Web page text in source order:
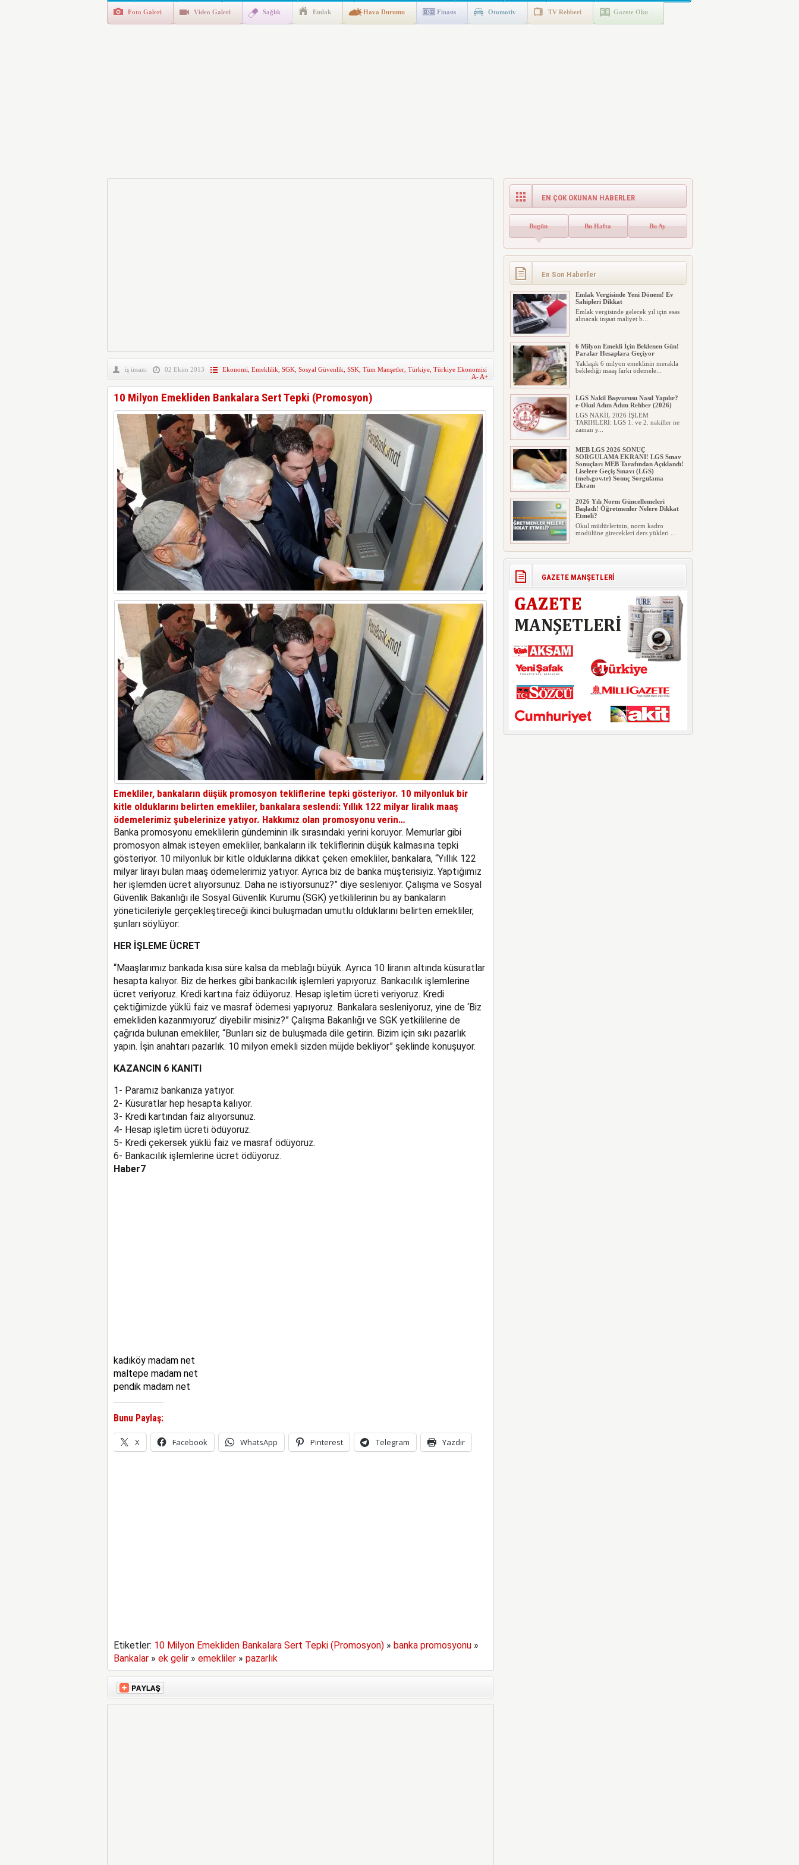
Polis Akademisi İç Güvenlik Fakültesine 350 Öğrenci Alınacak
Foto Galeri Video Galeri Sağlık Emlak Hava Durumu Finans Otomotiv TV Rehberi Gazete Oku
iş insanı 02 Ekim 2013 Ekonomi Emeklilik SGK, Sosyal Güvenlik SSK, Tüm Manşetler, Türkiye, Türkiye Ekonomisi
A- A+
10 Milyon Emekliden Bankalara Sert Tepki (Promosyon)
Emekliler, bankaların düşük promosyon tekliflerine tepki gösteriyor. 10 milyonluk bir
kitle olduklarını belirten emekliler, bankalara seslendi: Yıllık 122 milyar liralık maaş
ödemelerimiz şubelerinize yatıyor. Hakkımız olan promosyonu verin…
Banka promosyonu emeklilerin gündeminin ilk sırasındaki yerini koruyor. Memurlar gibi
promosyon almak isteyen emekliler, bankaların ilk tekliflerinin düşük kalmasına tepki
gösteriyor. 10 milyonluk bir kitle olduklarına dikkat çeken emekliler, bankalara, “Yıllık 122
milyar lirayı bulan maaş ödemelerimiz yatıyor. Ayrıca biz de banka müşterisiyiz. Yaptığımız
her işlemden ücret alıyorsunuz. Daha ne istiyorsunuz?” diye sesleniyor. Çalışma ve Sosyal
Güvenlik Bakanlığı ile Sosyal Güvenlik Kurumu (SGK) yetkililerinin bu ay bankaların
yöneticileriyle gerçekleştireceği ikinci buluşmadan umutlu olduklarını belirten emekliler,
şunları söylüyor:
HER İŞLEME ÜCRET
“Maaşlarımız bankada kısa süre kalsa da meblağı büyük. Ayrıca 10 liranın altında küsuratlar
hesapta kalıyor. Biz de herkes gibi bankacılık işlemleri yapıyoruz. Bankacılık işlemlerine
ücret veriyoruz. Kredi kartına faiz ödüyoruz. Hesap işletim ücreti veriyoruz. Kredi
çektiğimizde yüklü faiz ve masraf ödemesi yapıyoruz. Bankalara sesleniyoruz, yine de ‘Biz
emekliden kazanmıyoruz’ diyebilir misiniz?” Çalışma Bakanlığı ve SGK yetkililerine de
çağrıda bulunan emekliler, “Bunları siz de buluşmada dile getirin. Bizim için sıkı pazarlık
yapın. İşin anahtarı pazarlık. 10 milyon emekli sizden müjde bekliyor” şeklinde konuşuyor.
KAZANCIN 6 KANITI
1- Paramız bankanıza yatıyor.
2- Küsuratlar hep hesapta kalıyor.
3- Kredi kartından faiz alıyorsunuz.
4- Hesap işletim ücreti ödüyoruz.
5- Kredi çekersek yüklü faiz ve masraf ödüyoruz.
6- Bankacılık işlemlerine ücret ödüyoruz.
Haber7
kadıköy madam net
maltepe madam net
pendik madam net
Bunu Paylaş:
X Facebook WhatsApp Pinterest Telegram Yazdır
Etiketler: 10 Milyon Emekliden Bankalara Sert Tepki (Promosyon)» banka promosyonu»
Bankalar» ek gelir» emekliler» pazarlık
EN ÇOK OKUNAN HABERLER
Bugün Bu Hafta Bu Ay
En Son Haberler
Emlak Vergisinde Yeni Dönem! Ev
Sahipleri Dikkat
Emlak vergisinde gelecek yıl için esas
alınacak inşaat maliyet b...
6 Milyon Emekli İçin Beklenen Gün!
Paralar Hesaplara Geçiyor
Yaklaşık 6 milyon emeklinin merakla
beklediği maaş farkı ödemele...
LGS Nakil Başvurusu Nasıl Yapılır?
e-Okul Adım Adım Rehber (2026)
LGS NAKİL 2026 İŞLEM
TARİHLERİ: LGS 1. ve 2. nakiller ne
zaman y...
MEB LGS 2026 SONUÇ
SORGULAMA EKRANI! LGS Sınav
Sonuçları MEB Tarafından Açıklandı!
Liselere Geçiş Sınavı (LGS)
(meb.gov.tr) Sonuç Sorgulama
Ekranı
Milyonlarca öğrenci için ...
2026 Yılı Norm Güncellemeleri
Başladı! Öğretmenler Nelere Dikkat
Etmeli?
Okul müdürlerinin, norm kadro
modülüne girecekleri ders yükleri ...
Polis Akademisi İç Güvenlik
Fakültesine 350 Öğrenci Alınacak
Güvenlik Fakültesi'ne 2026 yıl...
E-Devlet Unutulan Para Sorgulaması
Başladı: Unuttuğunuz Paralar
Ortaya Çıkabilir, Mirasçıları da
İlgilendiriyor
Dijital ödeme alışkanlıklarının
yaygınlaşmasıyla birlikte elektr...
İşte Okullarda Öğrencilerin
Kıyafet/Formalarının Belirlenmesine
Dair Usul ve Esaslar
Genel Müdürlüğü 22.07.2026 ...
Motorine Gece Yarısı Büyük İndirim
ABD-İran arasında yeniden diplomasi
yürütüleceği sinyallerinin p...
GAZETE MANŞETLERİ